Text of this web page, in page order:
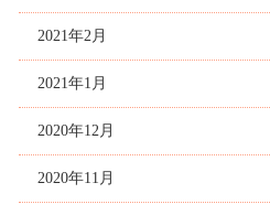
2021年2月
2021年1月
2020年12月
2020年11月